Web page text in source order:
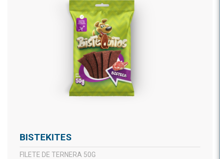
BISTEKITES
FILETE DE TERNERA 50G